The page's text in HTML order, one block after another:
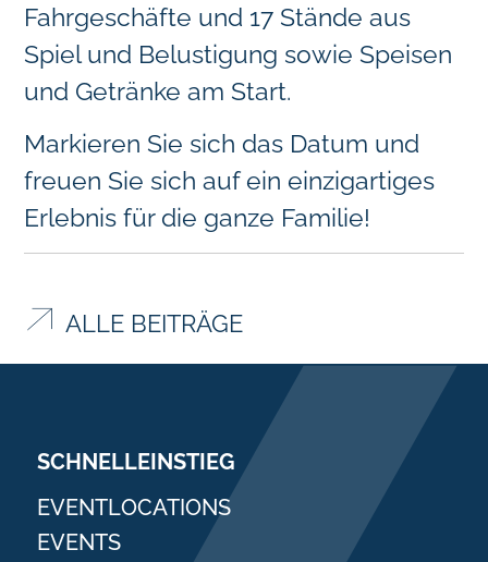
Fahrgeschäfte und 17 Stände aus
Spiel und Belustigung sowie Speisen
und Getränke am Start.
Markieren Sie sich das Datum und
freuen Sie sich auf ein einzigartiges
Erlebnis für die ganze Familie!
ALLE BEITRÄGE
SCHNELLEINSTIEG
EVENTLOCATIONS
EVENTS